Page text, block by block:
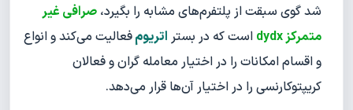
شد گوی سبقت از پلتفرم‌های مشابه را بگیرد، صرافی غیر
متمرکز dydx
است که در بستر اتریومفعالیت می‌کند و انواع
و اقسام امکانات را در اختیار معامله گران و فعالان
کریپتوکارنسی را در اختیار آن‌ها قرار می‌دهد.